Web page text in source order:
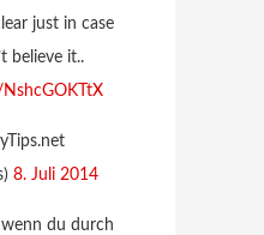
just in case
believe it..
8. Juli 2014
du durch